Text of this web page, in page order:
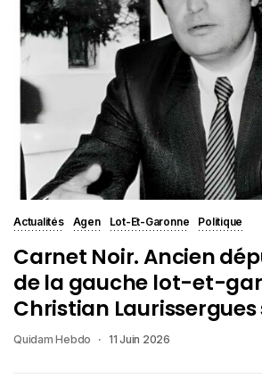
Actualités Agen Lot-Et-Garonne Politique
Carnet Noir. Ancien
de la gauche lot-et-
Christian Laurissergues
Quidam Hebdo 11 Juin 2026